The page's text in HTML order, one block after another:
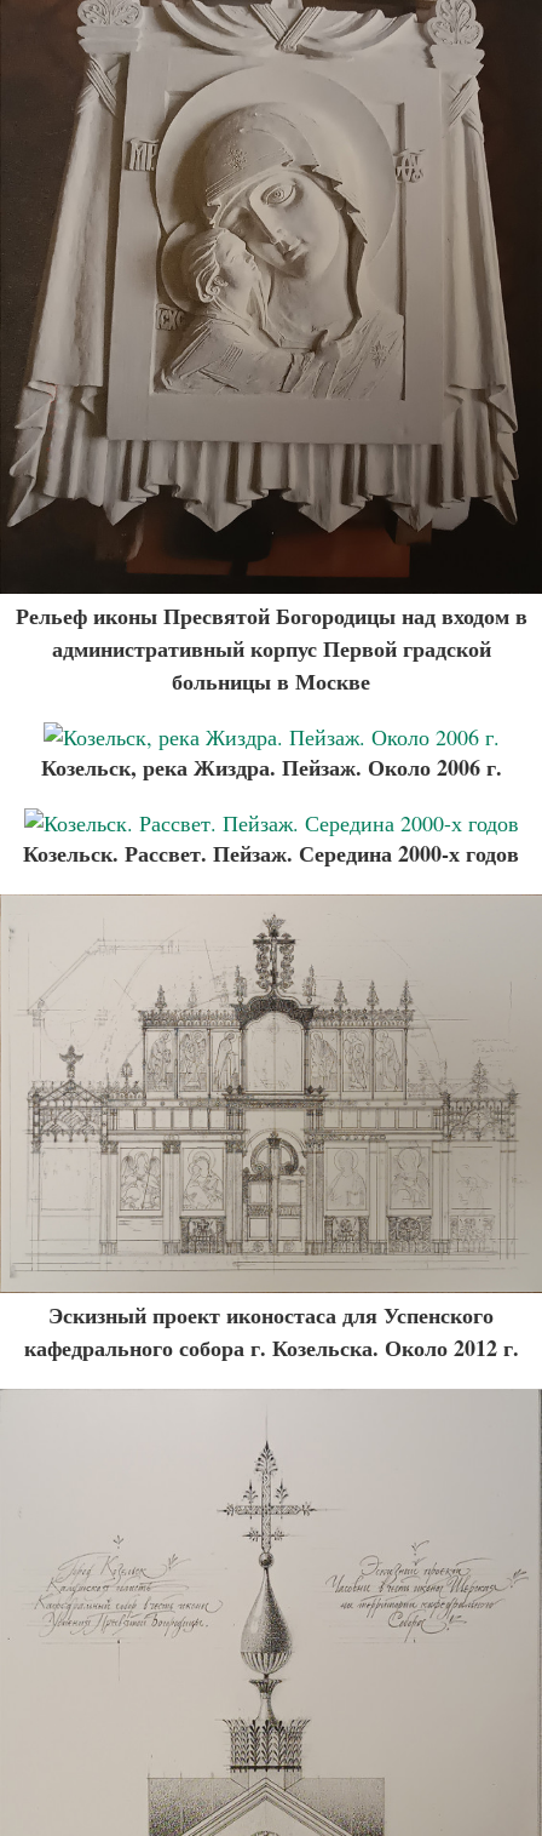
Рельеф иконы Пресвятой Богородицы над входом в
административный корпус Первой градской
больницы в Москве
Козельск, река Жиздра. Пейзаж. Около 2006 г.
Козельск. Рассвет. Пейзаж. Середина 2000-х годов
Эскизный проект иконостаса для Успенского
кафедрального собора г. Козельска. Около 2012 г.